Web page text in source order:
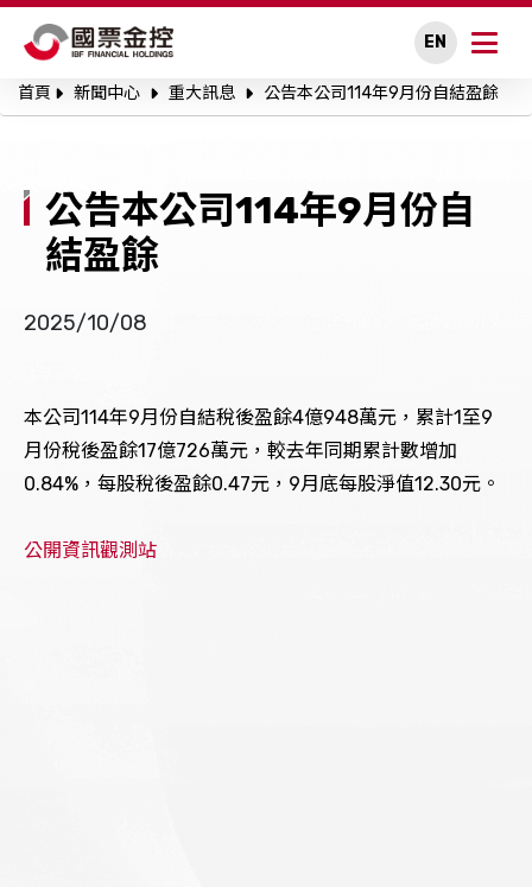
EN
於國票金控
司治理
聞中心
害關係人溝通
首頁 新聞中心 重大訊息 公告本公司114年9月份自結盈餘
公告本公司114年9月份自
結盈餘
2025/10/08
本公司114年9月份自結稅後盈餘4億948萬元，累計1至9
月份稅後盈餘17億726萬元，較去年同期累計數增加
0.84%，每股稅後盈餘0.47元，9月底每股淨值12.30元。
公開資訊觀測站